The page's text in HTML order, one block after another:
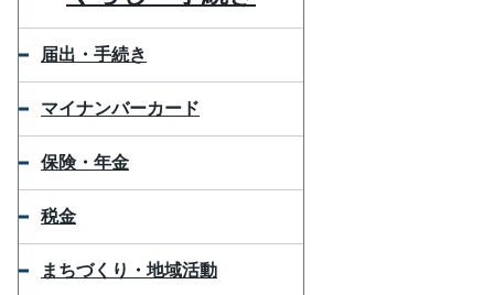
届出・手続き
マイナンバーカード
保険・年金
税金
まちづくり・地域活動